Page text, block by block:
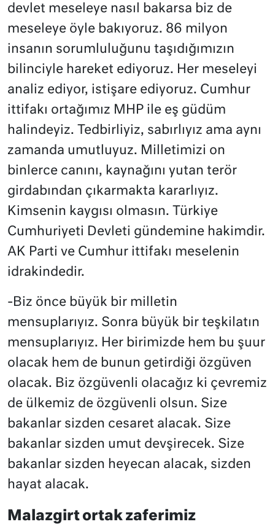
devlet meseleye nasıl bakarsa biz de
meseleye öyle bakıyoruz. 86 milyon
insanın sorumluluğunu taşıdığımızın
bilinciyle hareket ediyoruz. Her meseleyi
analiz ediyor, istişare ediyoruz. Cumhur
ittifakı ortağımız MHP ile eş güdüm
halindeyiz. Tedbirliyiz, sabırlıyız ama aynı
zamanda umutluyuz. Milletimizi on
binlerce canını, kaynağını yutan terör
girdabından çıkarmakta kararlıyız.
Kimsenin kaygısı olmasın. Türkiye
Cumhuriyeti Devleti gündemine hakimdir.
AK Parti ve Cumhur ittifakı meselenin
idrakindedir.
-Biz önce büyük bir milletin
mensuplarıyız. Sonra büyük bir teşkilatın
mensuplarıyız. Her birimizde hem bu şuur
olacak hem de bunun getirdiği özgüven
olacak. Biz özgüvenli olacağız ki çevremiz
de ülkemiz de özgüvenli olsun. Size
bakanlar sizden cesaret alacak. Size
bakanlar sizden umut devşirecek. Size
bakanlar sizden heyecan alacak, sizden
hayat alacak.
Malazgirt ortak zaferimiz